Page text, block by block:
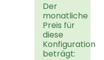
Der
monatliche
Preis für
diese
Konfiguration
beträgt: